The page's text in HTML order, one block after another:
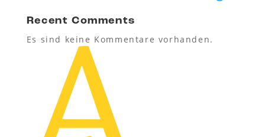
Recent Comments
Es sind keine Kommentare vorhanden.